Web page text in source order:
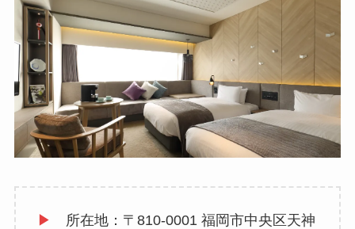
▶ 所在地： 〒810-0001 福岡市中央区天神